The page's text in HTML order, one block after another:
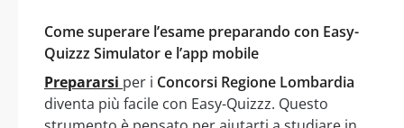
Come superare l’esame preparando con Easy-
Quizzz Simulator e l’app mobile
Prepararsi per i Concorsi Regione Lombardia
diventa più facile con Easy-Quizzz. Questo